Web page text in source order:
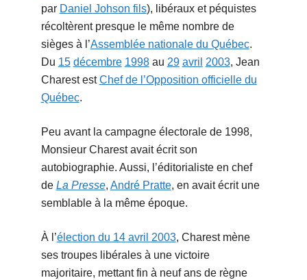
par Daniel Johson fils), libéraux et péquistes
récoltèrent presque le même nombre de
sièges à l’Assemblée nationale du Québec.
Du 15 décembre 1998au 29 avril 2003, Jean
Charest estChef de l’Opposition officielle du
Québec.
Peu avant la campagne électorale de 1998,
Monsieur Charest avait écrit son
autobiographie. Aussi, l’éditorialiste en chef
de La Presse, André Pratte, en avait écrit une
semblable à la même époque.
À l’élection du 14 avril 2003, Charest mène
ses troupes libérales à une victoire
majoritaire, mettant fin à neuf ans de règne